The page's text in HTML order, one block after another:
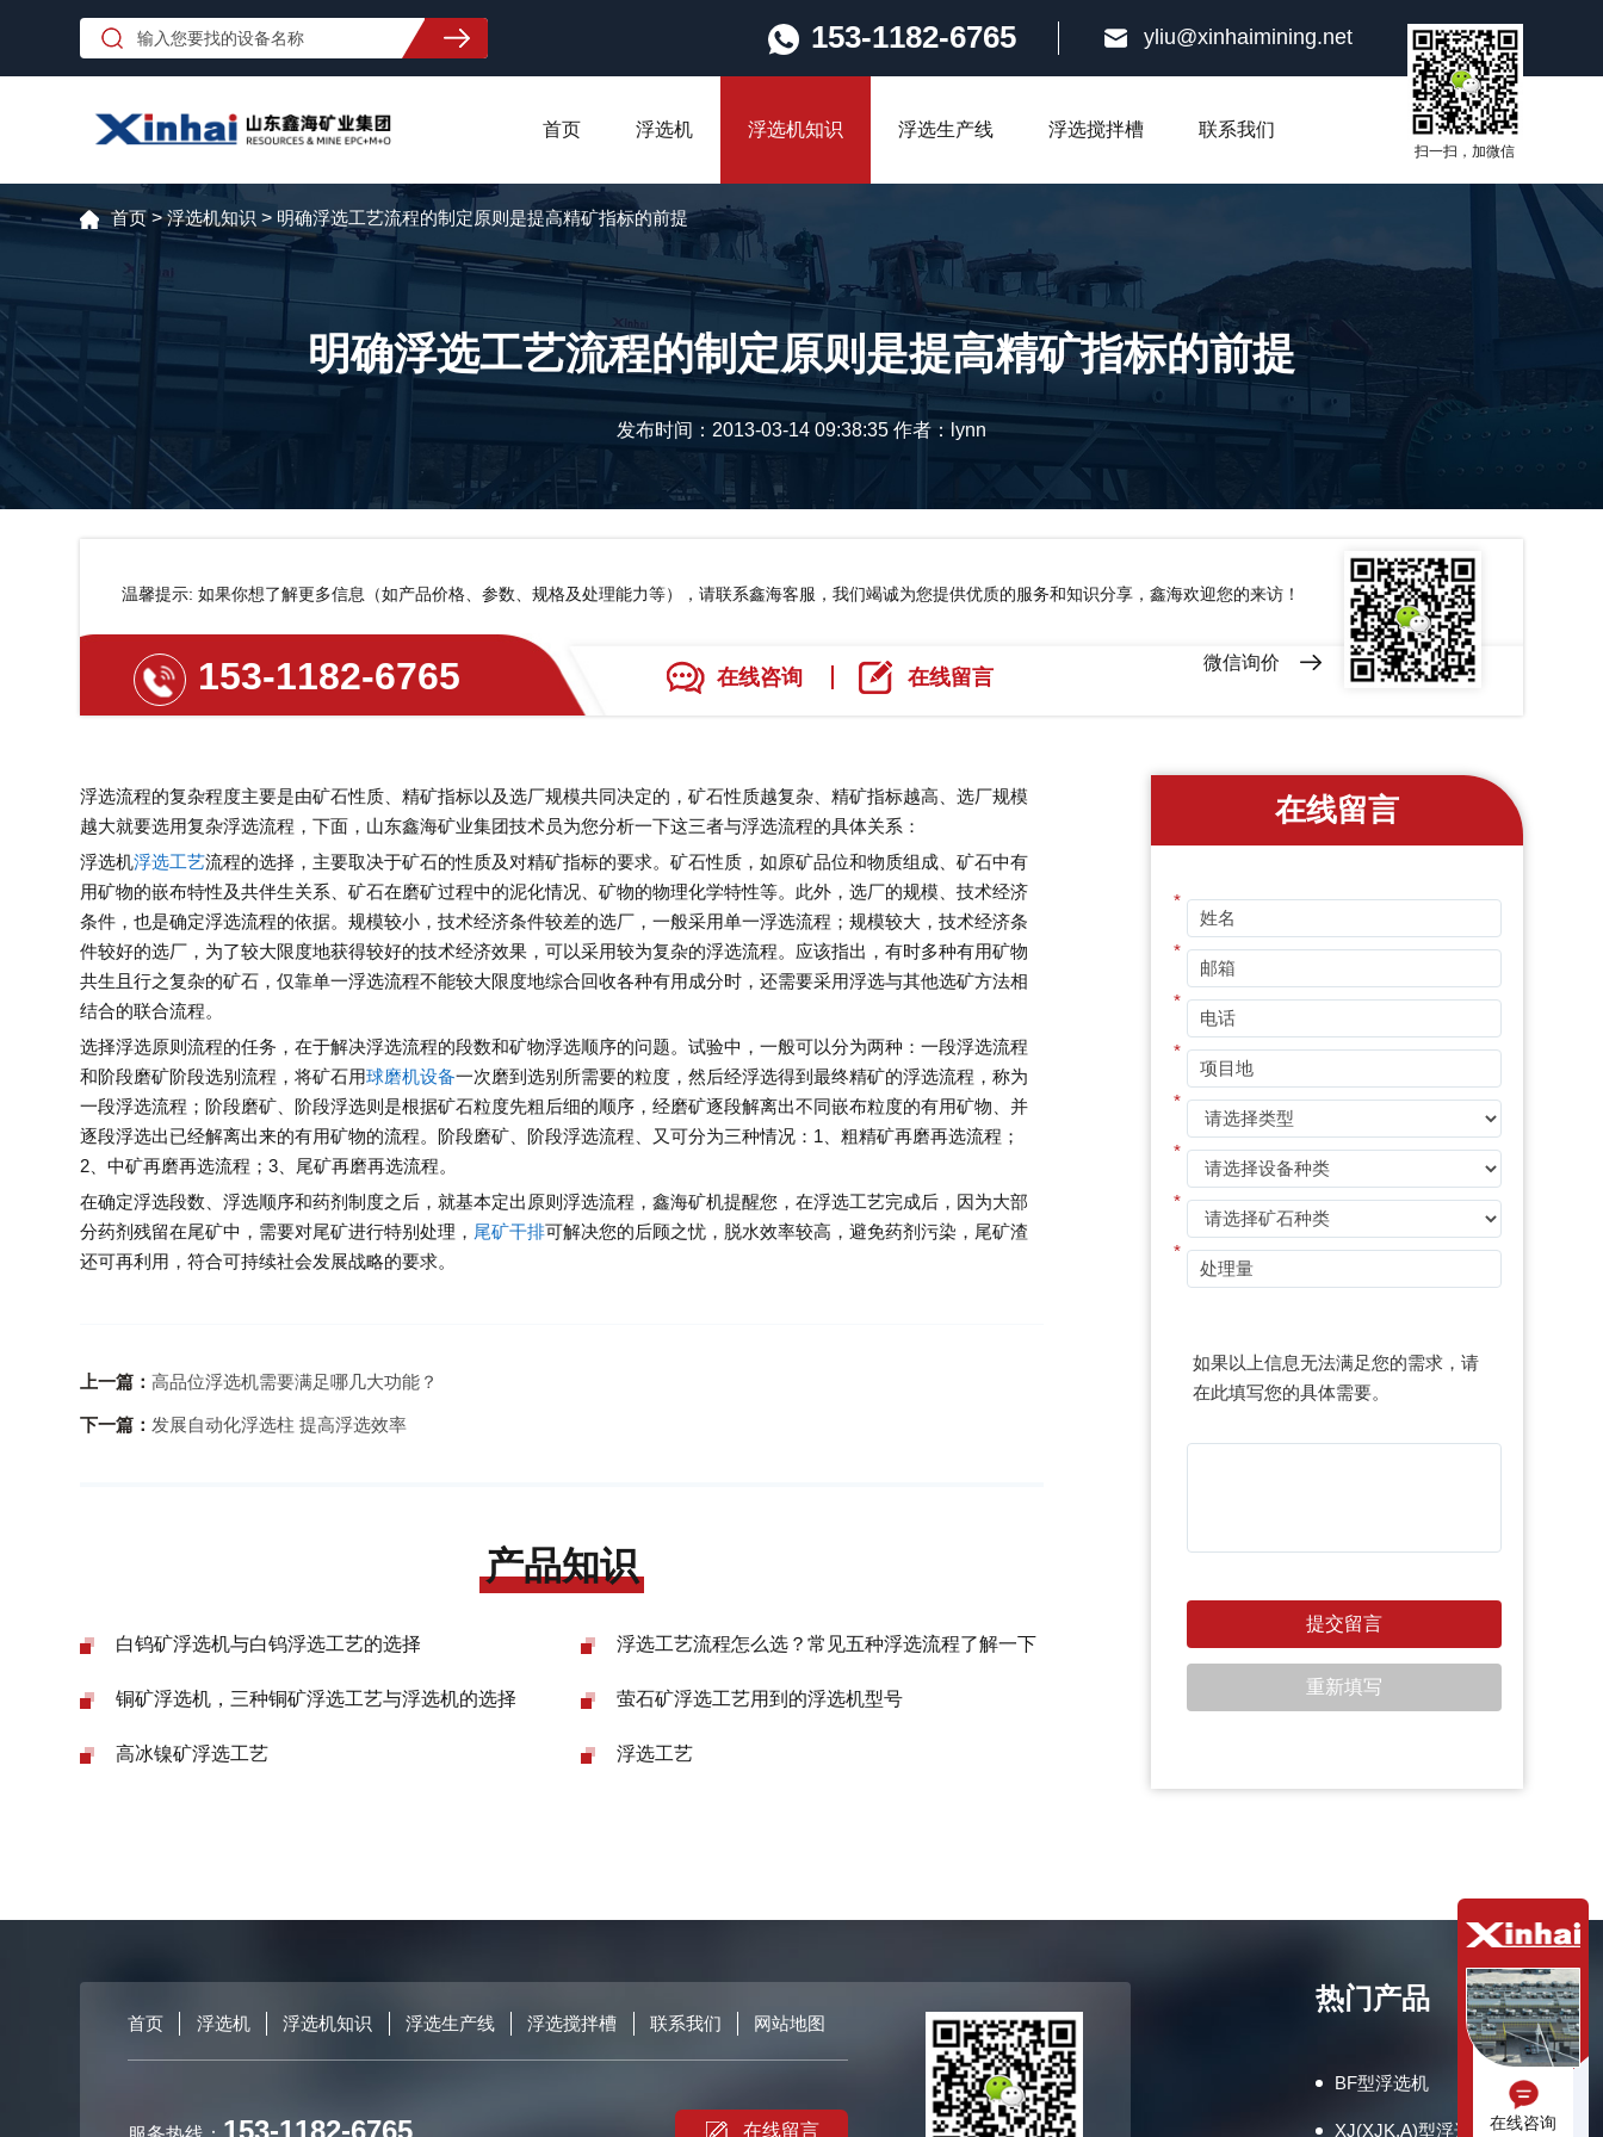
153-1182-6765 yliu@xinhaimining.net
扫一扫，加微信
首页 浮选机 浮选机知识 浮选生产线 浮选搅拌槽 联系我们
首页>浮选机知识 > 明确浮选工艺流程的制定原则是提高精矿指标的前提
明确浮选工艺流程的制定原则是提高精矿指标的前提
发布时间：2013-03-14 09:38:35 作者：lynn
温馨提示: 如果你想了解更多信息（如产品价格、参数、规格及处理能力等），请联系鑫海客服，我们竭诚为您提供优质的服务和知识分享，鑫海欢迎您的来访！
153-1182-6765 在线咨询 在线留言
微信询价
浮选流程的复杂程度主要是由矿石性质、精矿指标以及选厂规模共同决定的，矿石性质越复杂、精矿指标越高、选厂规模
越大就要选用复杂浮选流程，下面，山东鑫海矿业集团技术员为您分析一下这三者与浮选流程的具体关系：
浮选机浮选工艺流程的选择，主要取决于矿石的性质及对精矿指标的要求。矿石性质，如原矿品位和物质组成、矿石中有
用矿物的嵌布特性及共伴生关系、矿石在磨矿过程中的泥化情况、矿物的物理化学特性等。此外，选厂的规模、技术经济
条件，也是确定浮选流程的依据。规模较小，技术经济条件较差的选厂，一般采用单一浮选流程；规模较大，技术经济条
件较好的选厂，为了较大限度地获得较好的技术经济效果，可以采用较为复杂的浮选流程。应该指出，有时多种有用矿物
共生且行之复杂的矿石，仅靠单一浮选流程不能较大限度地综合回收各种有用成分时，还需要采用浮选与其他选矿方法相
结合的联合流程。
选择浮选原则流程的任务，在于解决浮选流程的段数和矿物浮选顺序的问题。试验中，一般可以分为两种：一段浮选流程
和阶段磨矿阶段选别流程，将矿石用球磨机设备一次磨到选别所需要的粒度，然后经浮选得到最终精矿的浮选流程，称为
一段浮选流程；阶段磨矿、阶段浮选则是根据矿石粒度先粗后细的顺序，经磨矿逐段解离出不同嵌布粒度的有用矿物、并
逐段浮选出已经解离出来的有用矿物的流程。阶段磨矿、阶段浮选流程、又可分为三种情况：1、粗精矿再磨再选流程；
2、中矿再磨再选流程；3、尾矿再磨再选流程。
在确定浮选段数、浮选顺序和药剂制度之后，就基本定出原则浮选流程，鑫海矿机提醒您，在浮选工艺完成后，因为大部
分药剂残留在尾矿中，需要对尾矿进行特别处理， 尾矿干排可解决您的后顾之忧，脱水效率较高，避免药剂污染，尾矿渣
还可再利用，符合可持续社会发展战略的要求。
上一篇：高品位浮选机需要满足哪几大功能？
下一篇： 发展自动化浮选柱 提高浮选效率
产品知识
白钨矿浮选机与白钨浮选工艺的选择 浮选工艺流程怎么选？常见五种浮选流程了解一下
铜矿浮选机，三种铜矿浮选工艺与浮选机的选择 萤石矿浮选工艺用到的浮选机型号
高冰镍矿浮选工艺 浮选工艺
在线留言
*
*
*
*
*
*
*
*
如果以上信息无法满足您的需求，请
在此填写您的具体需要。
首页 浮选机 浮选机知识 浮选生产线 浮选搅拌槽 联系我们 网站地图
153-1182-6765 在线留言
热门产品
BF型浮选机
XJ(XJK,A)型浮选机 在线咨询